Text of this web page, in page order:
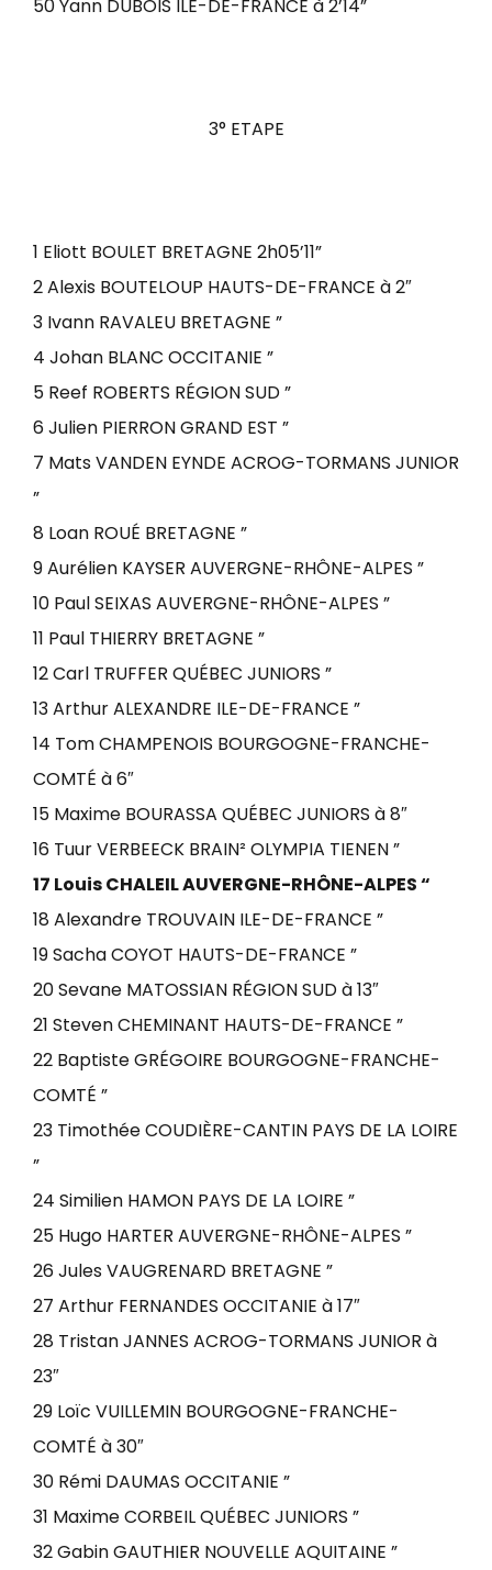
50 Yann DUBOIS ILE-DE-FRANCE à 2’14”
3° ETAPE
1 Eliott BOULET BRETAGNE 2h05’11”
2 Alexis BOUTELOUP HAUTS-DE-FRANCE à 2″
3 Ivann RAVALEU BRETAGNE ”
4 Johan BLANC OCCITANIE ”
5 Reef ROBERTS RÉGION SUD ”
6 Julien PIERRON GRAND EST ”
7 Mats VANDEN EYNDE ACROG-TORMANS JUNIOR
”
8 Loan ROUÉ BRETAGNE ”
9 Aurélien KAYSER AUVERGNE-RHÔNE-ALPES ”
10 Paul SEIXAS AUVERGNE-RHÔNE-ALPES ”
11 Paul THIERRY BRETAGNE ”
12 Carl TRUFFER QUÉBEC JUNIORS ”
13 Arthur ALEXANDRE ILE-DE-FRANCE ”
14 Tom CHAMPENOIS BOURGOGNE-FRANCHE-
COMTÉ à 6″
15 Maxime BOURASSA QUÉBEC JUNIORS à 8″
16 Tuur VERBEECK BRAIN² OLYMPIA TIENEN ”
17 Louis CHALEIL AUVERGNE-RHÔNE-ALPES “
18 Alexandre TROUVAIN ILE-DE-FRANCE ”
19 Sacha COYOT HAUTS-DE-FRANCE ”
20 Sevane MATOSSIAN RÉGION SUD à 13″
21 Steven CHEMINANT HAUTS-DE-FRANCE ”
22 Baptiste GRÉGOIRE BOURGOGNE-FRANCHE-
COMTÉ ”
23 Timothée COUDIÈRE-CANTIN PAYS DE LA LOIRE
”
24 Similien HAMON PAYS DE LA LOIRE ”
25 Hugo HARTER AUVERGNE-RHÔNE-ALPES ”
26 Jules VAUGRENARD BRETAGNE ”
27 Arthur FERNANDES OCCITANIE à 17″
28 Tristan JANNES ACROG-TORMANS JUNIOR à
23″
29 Loïc VUILLEMIN BOURGOGNE-FRANCHE-
COMTÉ à 30″
30 Rémi DAUMAS OCCITANIE ”
31 Maxime CORBEIL QUÉBEC JUNIORS ”
32 Gabin GAUTHIER NOUVELLE AQUITAINE ”